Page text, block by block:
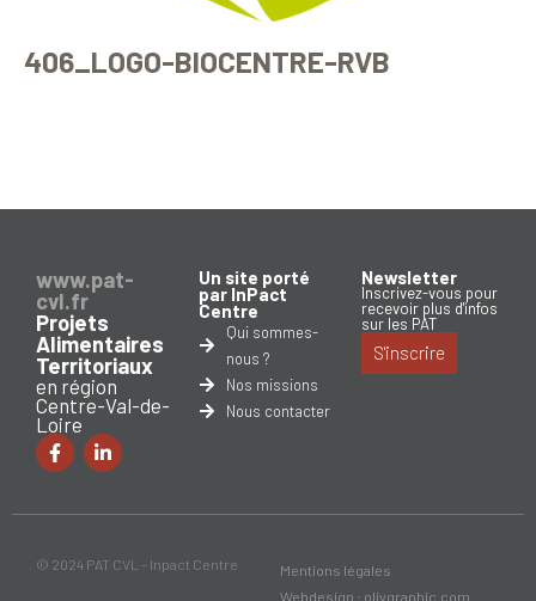
406_LOGO-BIOCENTRE-RVB
www.pat-
cvl.fr
Projets
Alimentaires
Territoriaux
en région
Centre-Val-de-
Loire
Un site porté
par InPact
Centre
Qui sommes-
nous ?
Nos missions
Nous contacter
Newsletter
Inscrivez-vous pour
recevoir plus d'infos
sur les PAT
S'inscrire
© 2024 PAT CVL - Inpact Centre
Mentions légales
Webdesign : olivgraphic.com